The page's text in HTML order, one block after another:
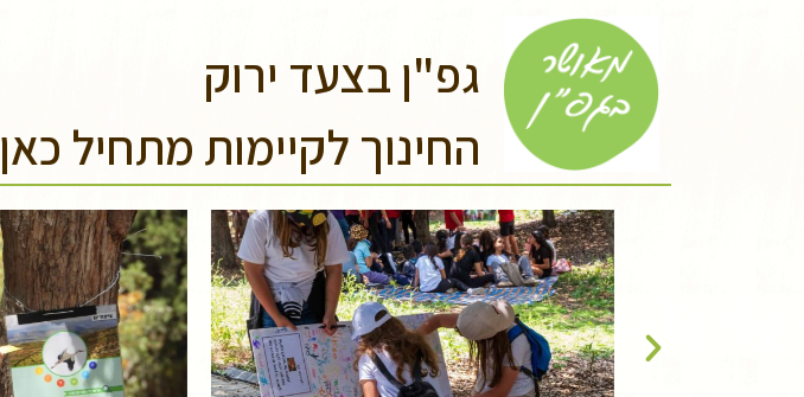
גפ"ן בצעד ירוק
החינוך לקיימות מתחיל כאן